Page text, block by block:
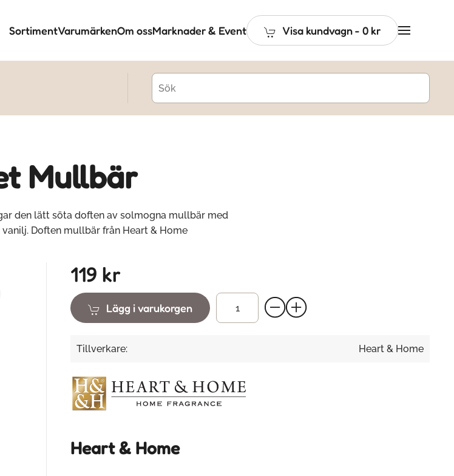
SortimentVarumärkenOm ossMarknader & Event Visa kundvagn- 0 kr
Mullbär
den lätt söta doften av solmogna mullbär med
Doften mullbär från Heart & Home
119 kr
Lägg i varukorgen
Tillverkare: Heart & Home
Heart & Home